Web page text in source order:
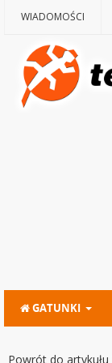
WIADOMOŚCI
GATUNKI
Powrót do artykułu